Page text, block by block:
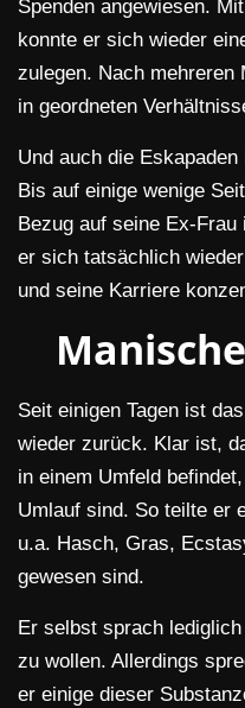
Spenden angewiesen.
konnte er sich wieder
zulegen. Nach mehreren
in geordneten
Und auch die
Bis auf einige wenige
Bezug auf seine Ex-
er sich tatsächlich
und seine Karriere
Seit einigen Tagen ist
wieder zurück. Klar ist,
in einem Umfeld
Umlauf sind. So teilte er
u.a. Hasch, Gras,
gewesen sind.
Er selbst sprach
zu wollen. Allerdings
er einige dieser